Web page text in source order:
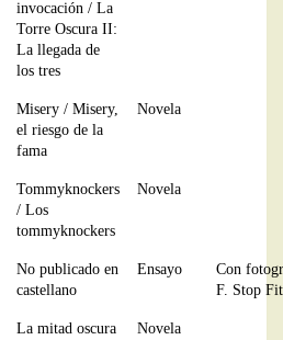
invocación / La
Torre Oscura II:
La llegada de
los tres
Misery / Misery,
el riesgo de la
fama
Novela
Tommyknockers
/ Los
tommyknockers
Novela
No publicado en
castellano
Ensayo
Con
F. Stop
La mitad oscura
Novela